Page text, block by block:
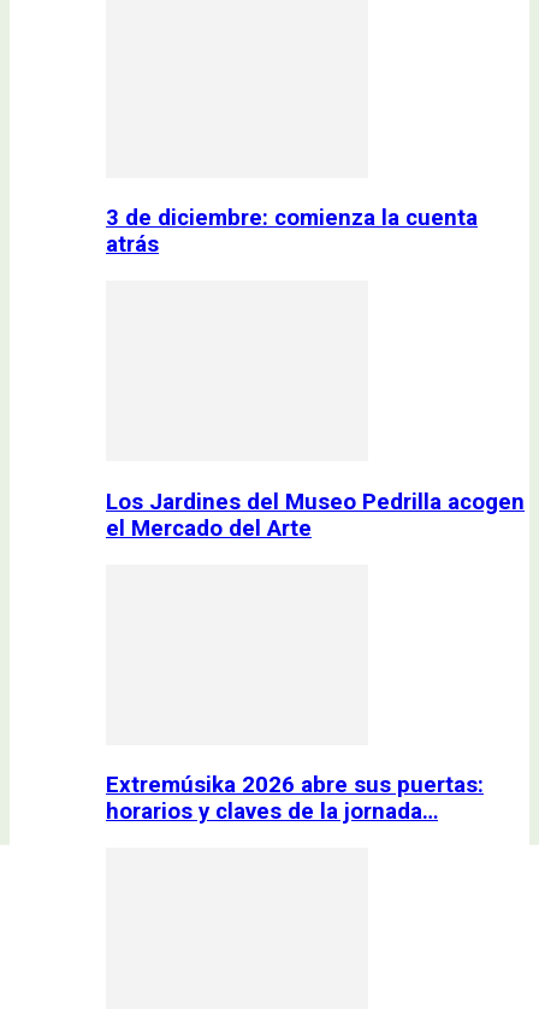
3 de diciembre: comienza la cuenta
atrás
Los Jardines del Museo Pedrilla acogen
el Mercado del Arte
Extremúsika 2026 abre sus puertas:
horarios y claves de la jornada…